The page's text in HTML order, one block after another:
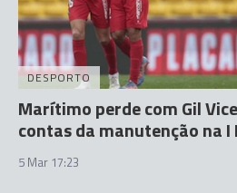
DESPORTO
Marítimo perde com Gil
contas da manutenção na I
5 Mar 17:23